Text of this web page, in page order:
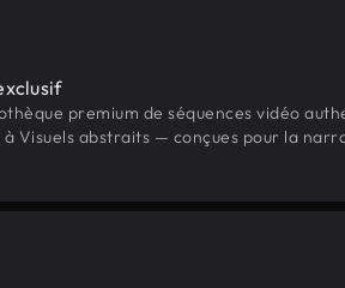
premium de séquences vidéo
Visuels abstraits — conçues pour la